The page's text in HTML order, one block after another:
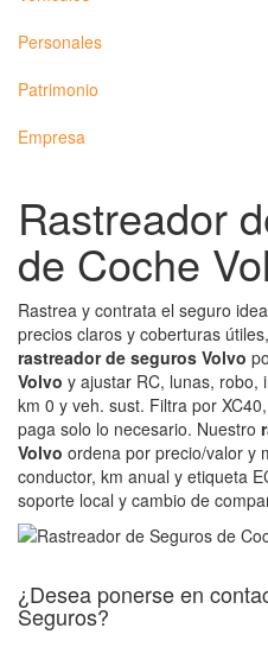
Personales
Patrimonio
Empresa
Rastreador
de Coche
Rastrea y contrata el seguro
precios claros y coberturas
rastreador de seguros Volvo
Volvo y ajustar RC, lunas, robo,
km 0 y veh. sust. Filtra por
paga solo lo necesario. Nuestro
Volvo ordena por precio/valor y
conductor, km anual y etiqueta
soporte local y cambio de
¿Desea ponerse en
Seguros?